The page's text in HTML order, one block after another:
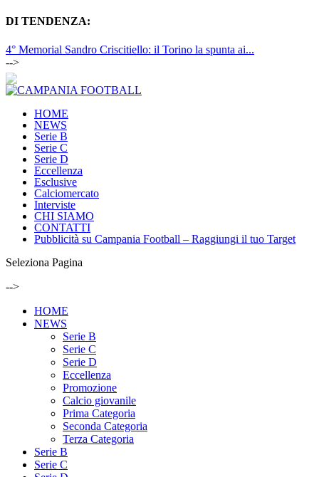
DI TENDENZA:
4° Memorial Sandro Criscitiello: il Torino la spunta ai...
-->
NEWS
Serie B
Serie C
Serie D
Eccellenza
Esclusive
Calciomercato
Interviste
CHI SIAMO
CONTATTI
Pubblicità su Campania Football – Raggiungi il tuo Target
NEWS
Serie B
Serie C
Serie D
Eccellenza
Promozione
Calcio giovanile
Prima Categoria
Seconda Categoria
Terza Categoria
Serie B
Serie C
Serie D